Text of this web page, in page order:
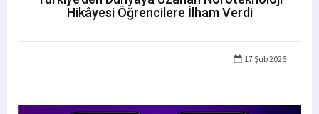
Hikâyesi Öğrencilere İlham Verdi
17 Şub 2026